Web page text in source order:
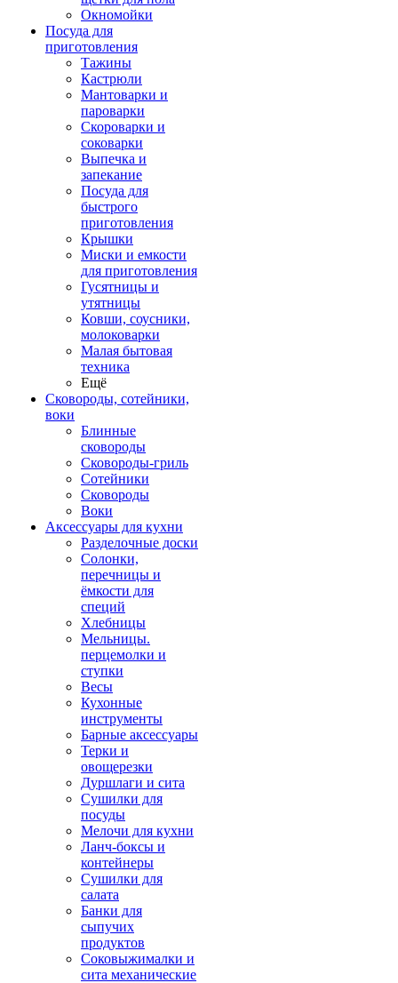
Окномойки
Посуда для
приготовления
Тажины
Кастрюли
Мантоварки и
пароварки
Скороварки и
соковарки
Выпечка и
запекание
Посуда для
быстрого
приготовления
Крышки
Миски и емкости
для приготовления
Гусятницы и
утятницы
Ковши, соусники,
молоковарки
Малая бытовая
техника
Ещё
Сковороды, сотейники,
воки
Блинные
сковороды
Сковороды-гриль
Сотейники
Сковороды
Воки
Аксессуары для кухни
Разделочные доски
Солонки,
перечницы и
ёмкости для
специй
Хлебницы
Мельницы.
перцемолки и
ступки
Весы
Кухонные
инструменты
Барные аксессуары
Терки и
овощерезки
Дуршлаги и сита
Сушилки для
посуды
Мелочи для кухни
Ланч-боксы и
контейнеры
Сушилки для
салата
Банки для
сыпучих
продуктов
Соковыжималки и
сита механические